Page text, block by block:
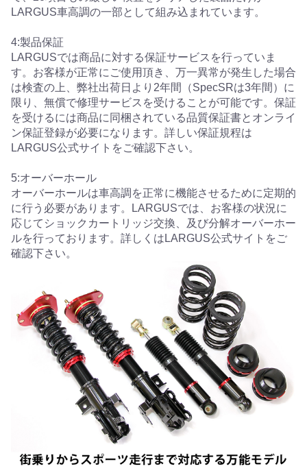
LARGUS車高調の一部として組み込まれています。
4:製品保証
LARGUSでは商品に対する保証サービスを行っていま
す。お客様が正常にご使用頂き、万一異常が発生した場合
は検査の上、弊社出荷日より2年間（SpecSRは3年間）に
限り、無償で修理サービスを受けることが可能です。保証
を受けるには商品に同梱されている品質保証書とオンライ
ン保証登録が必要になります。詳しい保証規程は
LARGUS公式サイトをご確認下さい。
5:オーバーホール
オーバーホールは車高調を正常に機能させるために定期的
に行う必要があります。LARGUSでは、お客様の状況に
応じてショックカートリッジ交換、及び分解オーバーホー
ルを行っております。詳しくはLARGUS公式サイトをご
確認下さい。